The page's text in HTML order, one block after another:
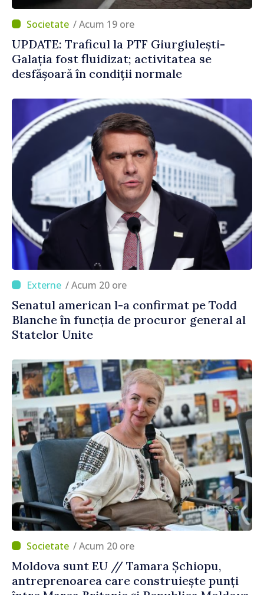
/ Acum 19 ore
UPDATE: Traficul la PTF Giurgiulești-
Galația fost fluidizat; activitatea se
desfășoară în condiții normale
/ Acum 20 ore
Senatul american l-a confirmat pe Todd
Blanche în funcția de procuror general al
Statelor Unite
/ Acum 20 ore
Moldova sunt EU // Tamara Șchiopu,
antreprenoarea care construiește punți